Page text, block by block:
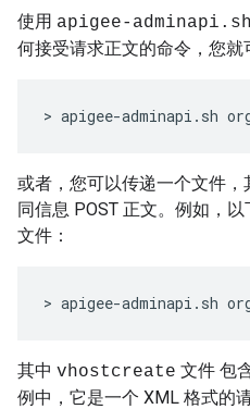
使用 apigee-adminapi.sh
何接受请求正文的命令，您就
> apigee-adminapi . sh
或者，您可以传递一个文件
同信息 POST 正文。例如，
文件：
> apigee-adminapi . sh
其中 vhostcreate 文件 包
例中，它是一个 XML 格式的